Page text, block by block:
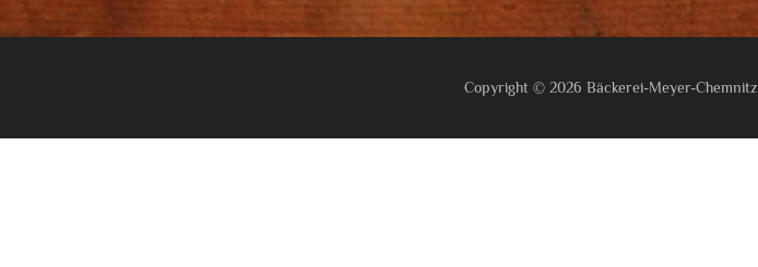
Copyright © 2026 Bäckerei-Meyer-Chemnitz